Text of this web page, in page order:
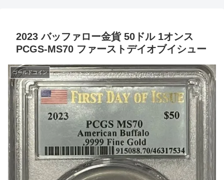
2023 バッファロー金貨 50ドル 1オンス
PCGS-MS70 ファーストデイオブイシュー
ゴールドコイン